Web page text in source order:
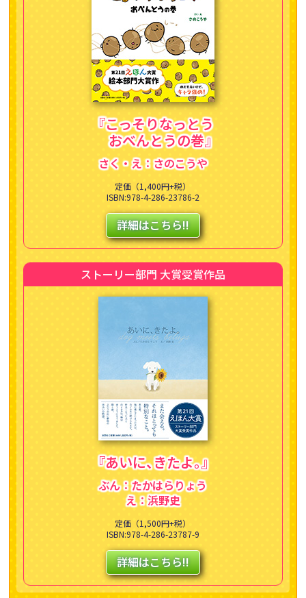
『こっそりなっとう
おべんとうの巻』
さく・え：さのこうや
定価（1,400円+税）
ISBN:978-4-286-23786-2
詳細はこちら!!
ストーリー部門 大賞受賞作品
『あいに、きたよ。』
ぶん：たかはらりょう
え：浜野史
定価（1,500円+税）
ISBN:978-4-286-23787-9
詳細はこちら!!